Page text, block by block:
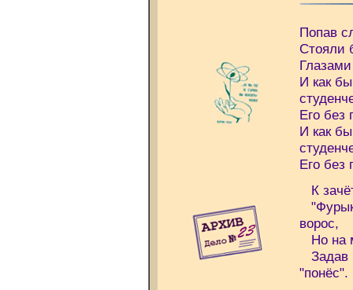
Попав
Стояли
И как
Его без
И как
Его без
К
ворос,
Но на
Задав
"понёс".